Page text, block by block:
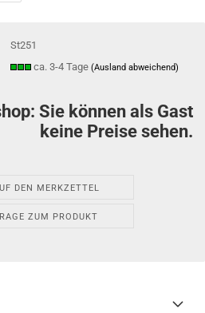
St251
ca. 3-4 Tage(Ausland abweichend)
Sie können als Gast
keine Preise sehen.
DEN MERKZETTEL
ZUM PRODUKT